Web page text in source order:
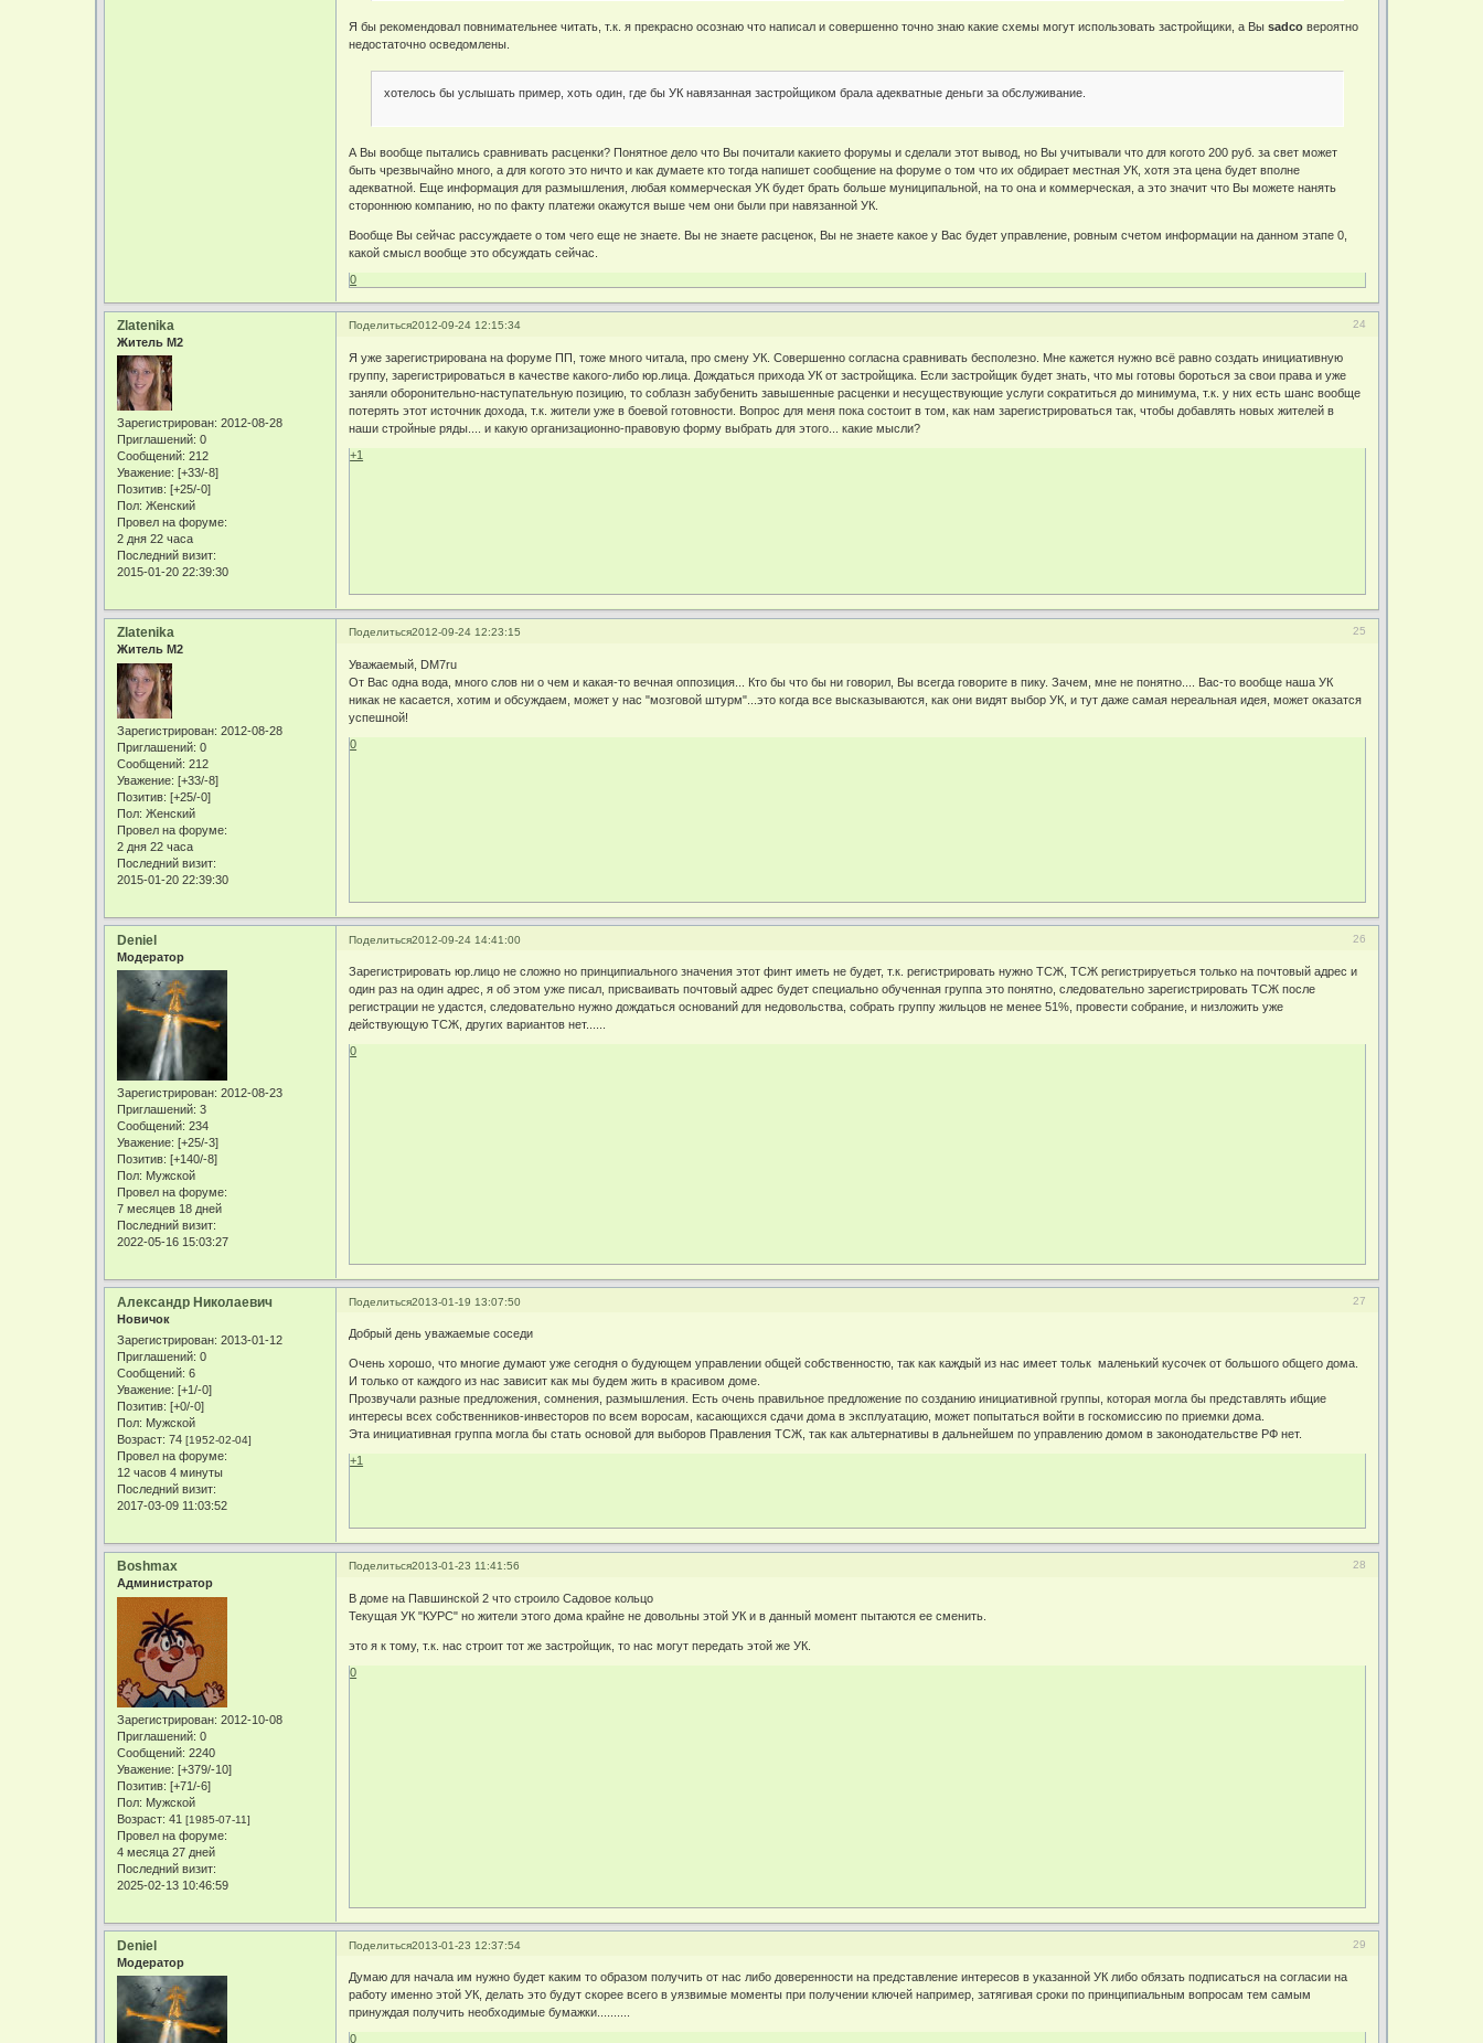
Я бы рекомендовал повнимательнее читать, т.к. я прекрасно осознаю что написал и совершенно точно знаю какие схемы могут использовать застройщики, а Выsadco вероятно
недостаточно осведомлены.
хотелось бы услышать пример, хоть один, где бы УК навязанная застройщиком брала адекватные деньги за обслуживание.
А Вы вообще пытались сравнивать расценки? Понятное дело что Вы почитали какието форумы и сделали этот вывод, но Вы учитывали что для когото 200 руб. за свет может
быть чрезвычайно много, а для когото это ничто и как думаете кто тогда напишет сообщение на форуме о том что их обдирает местная УК, хотя эта цена будет вполне
адекватной. Еще информация для размышления, любая коммерческая УК будет брать больше муниципальной, на то она и коммерческая, а это значит что Вы можете нанять
стороннюю компанию, но по факту платежи окажутся выше чем они были при навязанной УК.
Вообще Вы сейчас рассуждаете о том чего еще не знаете. Вы не знаете расценок, Вы не знаете какое у Вас будет управление, ровным счетом информации на данном этапе 0,
какой смысл вообще это обсуждать сейчас.
0
Поделиться 24
2012-09-24 12:15:34
Zlatenika
Житель М2
Зарегистрирован: 2012-08-28
Приглашений: 0
Сообщений: 212
Уважение: [+33/-8]
Позитив: [+25/-0]
Пол: Женский
Провел на форуме:
2 дня 22 часа
Последний визит:
2015-01-20 22:39:30
Я уже зарегистрирована на форуме ПП, тоже много читала, про смену УК. Совершенно согласна сравнивать бесполезно. Мне кажется нужно всё равно создать инициативную
группу, зарегистрироваться в качестве какого-либо юр.лица. Дождаться прихода УК от застройщика. Если застройщик будет знать, что мы готовы бороться за свои права и уже
заняли оборонительно-наступательную позицию, то соблазн забубенить завышенные расценки и несуществующие услуги сократиться до минимума, т.к. у них есть шанс вообще
потерять этот источник дохода, т.к. жители уже в боевой готовности. Вопрос для меня пока состоит в том, как нам зарегистрироваться так, чтобы добавлять новых жителей в
наши стройные ряды.... и какую организационно-правовую форму выбрать для этого... какие мысли?
+1
Поделиться 25
2012-09-24 12:23:15
Zlatenika
Житель М2
Зарегистрирован: 2012-08-28
Приглашений: 0
Сообщений: 212
Уважение: [+33/-8]
Позитив: [+25/-0]
Пол: Женский
Провел на форуме:
2 дня 22 часа
Последний визит:
2015-01-20 22:39:30
Уважаемый, DM7ru
От Вас одна вода, много слов ни о чем и какая-то вечная оппозиция... Кто бы что бы ни говорил, Вы всегда говорите в пику. Зачем, мне не понятно.... Вас-то вообще наша УК
никак не касается, хотим и обсуждаем, может у нас "мозговой штурм"...это когда все высказываются, как они видят выбор УК, и тут даже самая нереальная идея, может оказатся
успешной!
0
Поделиться 26
2012-09-24 14:41:00
Deniel
Модератор
Зарегистрирован: 2012-08-23
Приглашений: 3
Сообщений: 234
Уважение: [+25/-3]
Позитив: [+140/-8]
Пол: Мужской
Провел на форуме:
7 месяцев 18 дней
Последний визит:
2022-05-16 15:03:27
Зарегистрировать юр.лицо не сложно но принципиального значения этот финт иметь не будет, т.к. регистрировать нужно ТСЖ, ТСЖ регистрируеться только на почтовый адрес и
один раз на один адрес, я об этом уже писал, присваивать почтовый адрес будет специально обученная группа это понятно, следовательно зарегистрировать ТСЖ после
регистрации не удастся, следовательно нужно дождаться оснований для недовольства, собрать группу жильцов не менее 51%, провести собрание, и низложить уже
действующую ТСЖ, других вариантов нет......
0
Поделиться 27
2013-01-19 13:07:50
Александр Николаевич
Новичок
Зарегистрирован: 2013-01-12
Приглашений: 0
Сообщений: 6
Уважение: [+1/-0]
Позитив: [+0/-0]
Пол: Мужской
Возраст: 74[1952-02-04]
Провел на форуме:
12 часов 4 минуты
Последний визит:
2017-03-09 11:03:52
Добрый день уважаемые соседи
Очень хорошо, что многие думают уже сегодня о будующем управлении общей собственностю, так как каждый из нас имеет тольк маленький кусочек от большого общего дома.
И только от каждого из нас зависит как мы будем жить в красивом доме.
Прозвучали разные предложения, сомнения, размышления. Есть очень правильное предложение по созданию инициативной группы, которая могла бы представлять ибщие
интересы всех собственников-инвесторов по всем воросам, касающихся сдачи дома в эксплуатацию, может попытаться войти в госкомиссию по приемки дома.
Эта инициативная группа могла бы стать основой для выборов Правления ТСЖ, так как альтернативы в дальнейшем по управлению домом в законодательстве РФ нет.
+1
Поделиться 28
2013-01-23 11:41:56
Boshmax
Администратор
Зарегистрирован: 2012-10-08
Приглашений: 0
Сообщений: 2240
Уважение: [+379/-10]
Позитив: [+71/-6]
Пол: Мужской
Возраст: 41[1985-07-11]
Провел на форуме:
4 месяца 27 дней
Последний визит:
2025-02-13 10:46:59
В доме на Павшинской 2 что строило Садовое кольцо
Текущая УК "КУРС" но жители этого дома крайне не довольны этой УК и в данный момент пытаются ее сменить.
это я к тому, т.к. нас строит тот же застройщик, то нас могут передать этой же УК.
0
Поделиться 29
2013-01-23 12:37:54
Deniel
Модератор
Думаю для начала им нужно будет каким то образом получить от нас либо доверенности на представление интересов в указанной УК либо обязать подписаться на согласии на
работу именно этой УК, делать это будут скорее всего в уязвимые моменты при получении ключей например, затягивая сроки по принципиальным вопросам тем самым
принуждая получить необходимые бумажки..........
0